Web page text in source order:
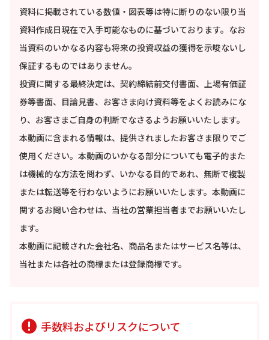
資料に掲載されている数値・図表等は特に断りのない限り当
資料作成日現在で入手可能なものに基づいております。なお
当資料のいかなる内容も将来の投資収益の獲得を示唆ないし
保証するものではありません。
投資に関する最終決定は、契約締結前交付書面、上場有価証
券等書面、目論見書、お客さま向け資料等をよくお読みにな
り、お客さまご自身の判断でなさるようお願いいたします。
本動画に含まれる情報は、提供されましたお客さま限りでご
使用ください。本動画のいかなる部分についても電子的また
は機械的な方法を問わず、いかなる目的であれ、無断で複製
または転送等を行わないようにお願いいたします。本動画に
関するお問い合わせは、当社の営業担当者までお願いいたし
ます。
本動画に記載された会社名、商品名またはサービス名等は、
当社または各社の商標または登録商標です。
手数料およびリスクについて